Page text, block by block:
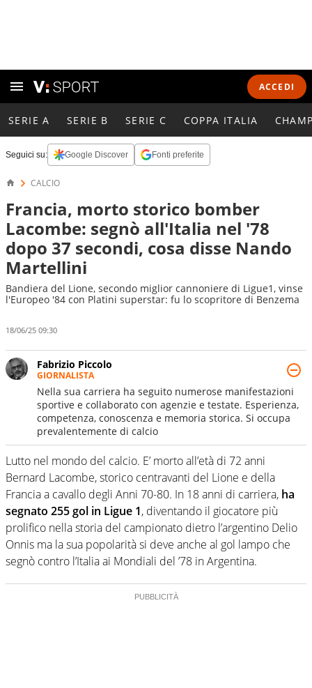
ACCEDI
SERIE A SERIE B SERIE C COPPA ITALIA
Seguici su: Google Discover Fonti preferite
CALCIO
Francia, morto storico bomber
Lacombe: segnò all'Italia nel '78
dopo 37 secondi, cosa disse Nando
Martellini
Bandiera del Lione, secondo miglior cannoniere di Ligue1, vinse
l'Europeo '84 con Platini superstar: fu lo scopritore di Benzema
18/06/25 09:30
Fabrizio Piccolo
GIORNALISTA
Nella sua carriera ha seguito numerose manifestazioni
sportive e collaborato con agenzie e testate. Esperienza,
competenza, conoscenza e memoria storica. Si occupa
prevalentemente di calcio
Lutto nel mondo del calcio. E’ morto all’età di 72 anni
Bernard Lacombe, storico centravanti del Lione e della
Francia a cavallo degli Anni 70-80. In 18 anni di carriera, ha
segnato 255 gol in Ligue 1, diventando il giocatore più
prolifico nella storia del campionato dietro l’argentino Delio
Onnis ma la sua popolarità si deve anche al gol lampo che
segnò contro l’Italia ai Mondiali del ’78 in Argentina.